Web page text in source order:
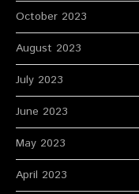
October 2023
August 2023
July 2023
June 2023
May 2023
April 2023